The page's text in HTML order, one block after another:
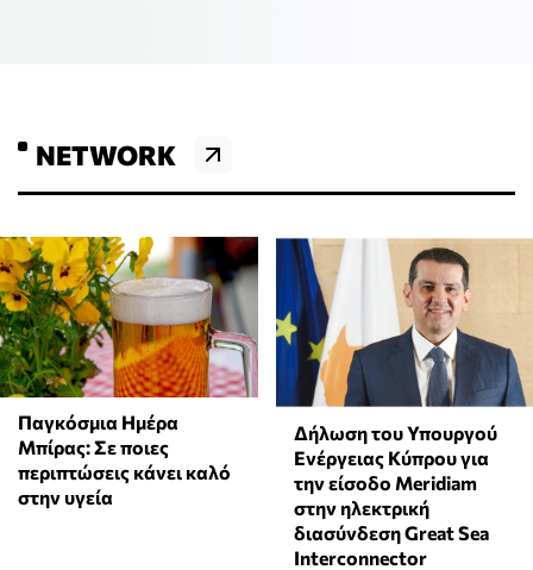
NETWORK
Παγκόσμια Ημέρα
Μπίρας: Σε ποιες
περιπτώσεις κάνει καλό
στην υγεία
Δήλωση του Υπουργού
Ενέργειας Κύπρου για
την είσοδο Meridiam
στην ηλεκτρική
διασύνδεση Great Sea
Interconnector